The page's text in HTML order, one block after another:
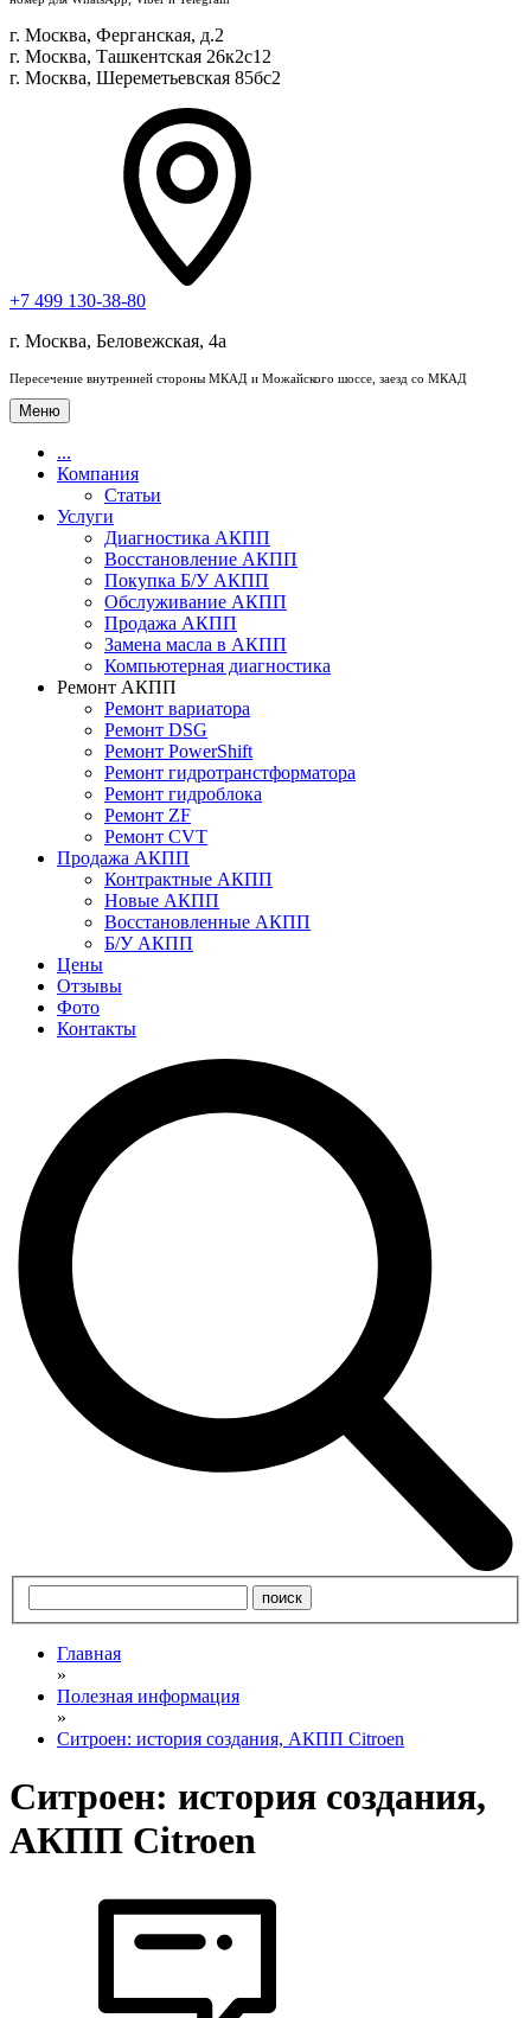
г. Москва, Ферганская, д.2
г. Москва, Ташкентская 26к2с12
г. Москва, Шереметьевская 85бс2
+7 499 130-38-80
г. Москва, Беловежская, 4a
Пересечение внутренней стороны МКАД и Можайского шоссе, заезд со МКАД
Меню
...
Компания
Статьи
Услуги
Диагностика АКПП
Восстановление АКПП
Покупка Б/У АКПП
Обслуживание АКПП
Продажа АКПП
Замена масла в АКПП
Компьютерная диагностика
Ремонт АКПП
Ремонт вариатора
Ремонт DSG
Ремонт PowerShift
Ремонт гидротранстформатора
Ремонт гидроблока
Ремонт ZF
Ремонт CVT
Продажа АКПП
Контрактные АКПП
Новые АКПП
Восстановленные АКПП
Б/У АКПП
Цены
Отзывы
Фото
Контакты
Главная
»
Полезная информация
»
Ситроен: история создания, АКПП Citroen
Ситроен: история создания,
АКПП Citroen